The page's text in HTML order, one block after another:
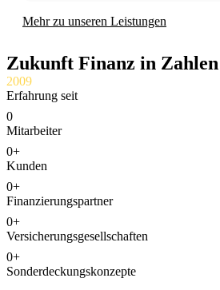
Mehr zu unseren Leistungen
Zukunft Finanz in Zahlen
2009
Erfahrung seit
0
Mitarbeiter
0+
Kunden
0+
Finanzierungspartner
0+
Versicherungsgesellschaften
0+
Sonderdeckungskonzepte